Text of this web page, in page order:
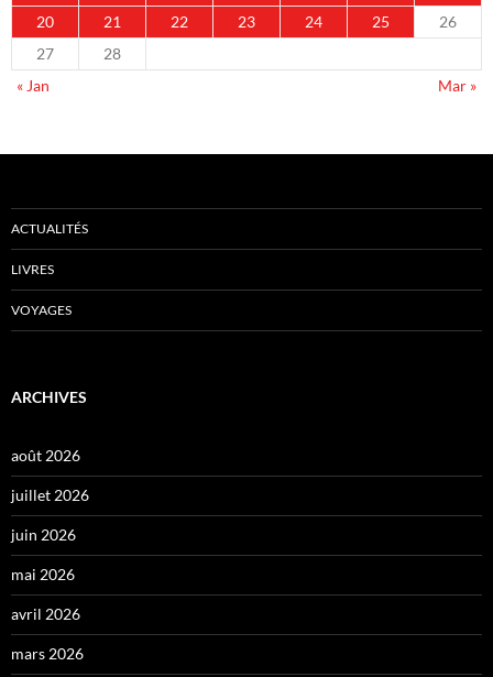
20
21 22 23 24 25
26
27
28
« Jan
Mar »
ACTUALITÉS
LIVRES
VOYAGES
ARCHIVES
août 2026
juillet 2026
juin 2026
mai 2026
avril 2026
mars 2026